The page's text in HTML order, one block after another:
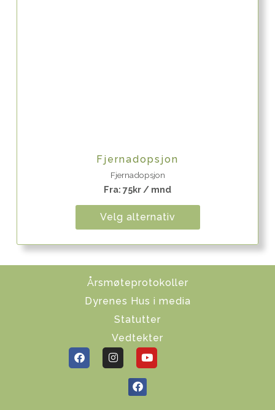
Fjernadopsjon
Fjernadopsjon
Fra: 75kr / mnd
Velg alternativ
Årsmøteprotokoller
Dyrenes Hus i media
Statutter
Vedtekter